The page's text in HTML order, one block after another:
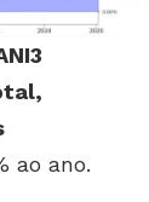
ao ano.